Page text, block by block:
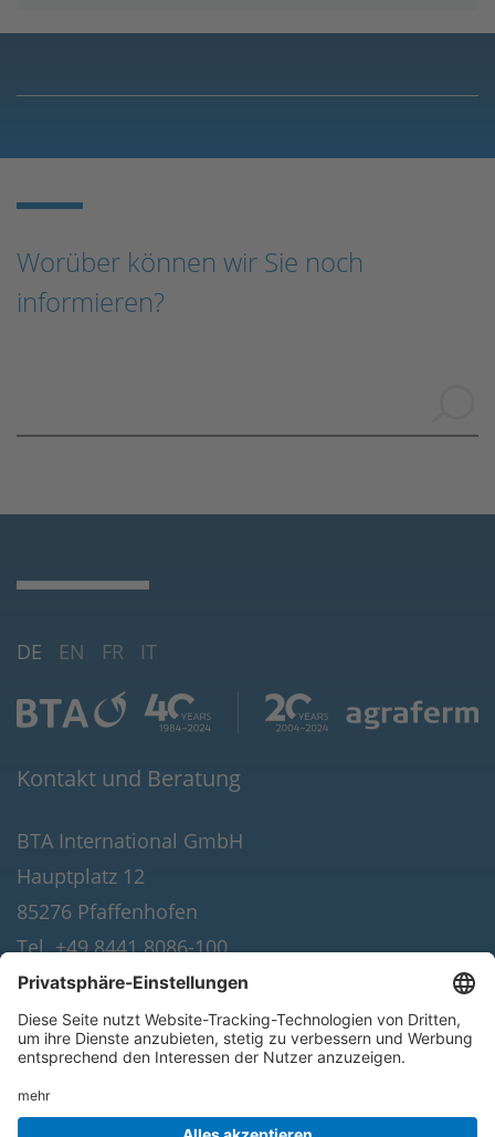
Worüber können wir Sie noch
informieren?
DE EN FR IT
Kontakt und Beratung
BTA International GmbH
Hauptplatz 12
85276 Pfaffenhofen
Tel. +49 8441 8086-100
Fax +49 8441 8086-190
E-Mail:info(at)bta-international.de